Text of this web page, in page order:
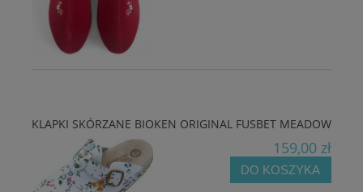
KLAPKI SKÓRZANE BIOKEN ORIGINAL FUSBET MEADOW
159,00 zł
DO KOSZYKA